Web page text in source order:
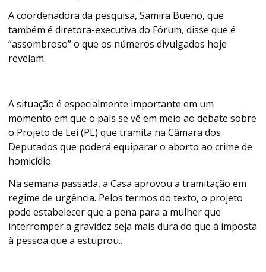
A coordenadora da pesquisa, Samira Bueno, que
também é diretora-executiva do Fórum, disse que é
“assombroso” o que os números divulgados hoje
revelam.
A situação é especialmente importante em um
momento em que o país se vê em meio ao debate sobre
o Projeto de Lei (PL) que tramita na Câmara dos
Deputados que poderá equiparar o aborto ao crime de
homicídio.
Na semana passada, a Casa aprovou a tramitação em
regime de urgência. Pelos termos do texto, o projeto
pode estabelecer que a pena para a mulher que
interromper a gravidez seja mais dura do que à imposta
à pessoa que a estuprou..